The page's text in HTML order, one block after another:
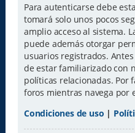
Para autenticarse debe
tomará solo unos pocos
amplio acceso al sistema.
puede además otorgar
usuarios registrados.
de estar familiarizado con
políticas relacionadas. Por
foros mientras navega por
Condiciones de uso |